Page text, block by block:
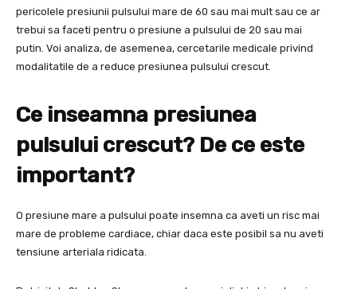
pericolele presiunii pulsului mare de 60 sau mai mult sau ce ar
trebui sa faceti pentru o presiune a pulsului de 20 sau mai
putin. Voi analiza, de asemenea, cercetarile medicale privind
modalitatile de a reduce presiunea pulsului crescut.
Ce inseamna presiunea
pulsului crescut? De ce este
important?
O presiune mare a pulsului poate insemna ca aveti un risc mai
mare de probleme cardiace, chiar daca este posibil sa nu aveti
tensiune arteriala ridicata.